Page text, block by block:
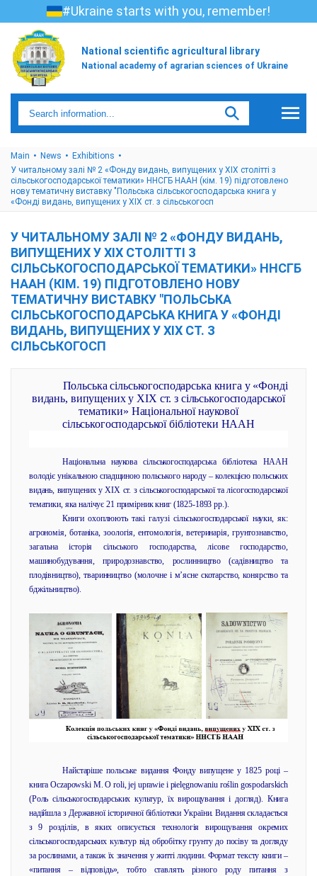
#Ukraine starts with you, remember!
National scientific agricultural library
National academy of agrarian sciences of Ukraine
Main News
Exhibitions
У читальному залі № 2 «Фонду видань, випущених у ХІХ столітті з
сільськогосподарської тематики» ННСГБ НААН (кім. 19) підготовлено
нову тематичну виставку "Польська сільськогосподарська книга у
«Фонді видань, випущених у ХІХ ст. з сільськогосп
У ЧИТАЛЬНОМУ ЗАЛІ № 2 «ФОНДУ ВИДАНЬ,
ВИПУЩЕНИХ У ХІХ СТОЛІТТІ З
СІЛЬСЬКОГОСПОДАРСЬКОЇ ТЕМАТИКИ» ННСГБ
НААН (КІМ. 19) ПІДГОТОВЛЕНО НОВУ
ТЕМАТИЧНУ ВИСТАВКУ "ПОЛЬСЬКА
СІЛЬСЬКОГОСПОДАРСЬКА КНИГА У «ФОНДІ
ВИДАНЬ, ВИПУЩЕНИХ У ХІХ СТ. З
СІЛЬСЬКОГОСП
Польська сільськогосподарська книга у «Фонді
видань, випущених у ХІХ ст. з сільськогосподарської
тематики» Національної наукової
сільськогосподарської бібліотеки НААН
Національна наукова сільськогосподарська бібліотека НААН
володіє унікальною спадщиною польського народу – колекцією польських
видань, випущених у ХІХ ст. з сільськогосподарської та лісогосподарської
тематики, яка налічує 21 примірник книг (1825-1893 рр.).
Книги охоплюють такі галузі сільськогосподарської науки, як:
агрономія, ботаніка, зоологія, ентомологія, ветеринарія, грунтознавство,
загальна історія сільського господарства, лісове господарство,
машинобудування, природознавство, рослинництво (садівництво та
плодівництво), тваринництво (молочне і м’ясне скотарство, конярство та
бджільництво).
Найстаріше польське видання Фонду випущене у 1825 році –
книга Oczapowski M. O roli, jej uprawie i pielęgnowaniu roślin gospodarskich
(Роль сільськогосподарських культур, їх вирощування і догляд). Книга
надійшла з Державної історичної бібліотеки України. Видання складається
з 9 розділів, в яких описується технологія вирощування окремих
сільськогосподарських культур від обробітку грунту до посіву та догляду
за рослинами, а також їх значення у житті людини. Формат тексту книги –
«питання – відповідь», тобто ставлять різного роду питання з